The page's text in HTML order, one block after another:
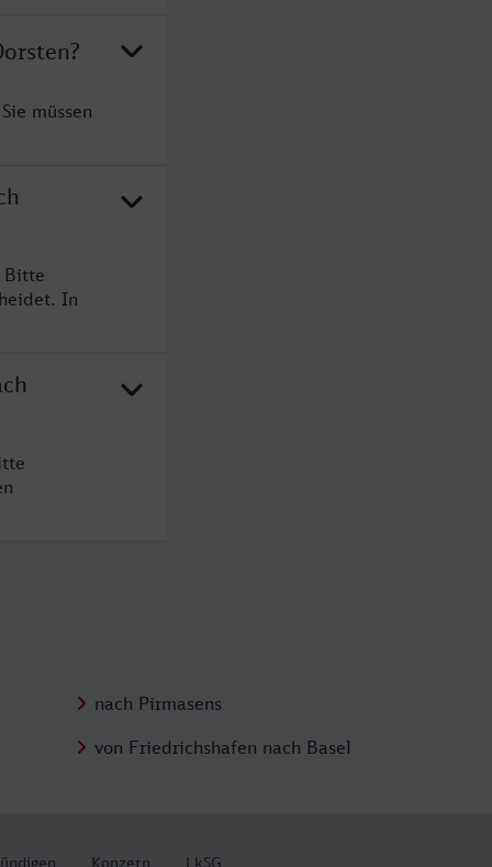
müssen
Bitte
In
nach Pirmasens
von Friedrichshafen nach Basel
Konzern LkSG